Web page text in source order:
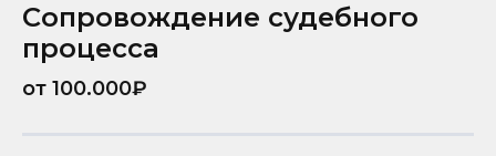
Сопровождение судебного
процесса
от 100.000₽